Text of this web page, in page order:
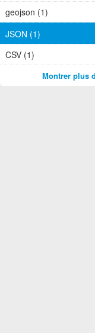
geojson (1)
JSON (1)
CSV (1)
Montrer plus